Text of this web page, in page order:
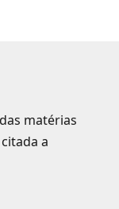
matérias
a